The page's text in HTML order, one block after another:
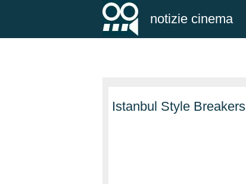
notizie cinema
Istanbul Style Breakers